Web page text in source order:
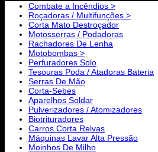
Combate a Incêndios >
Roçadoras / Multifunções >
Corta Mato Destroçador
Motosserras / Podadoras
Rachadores De Lenha
Motobombas >
Perfuradores Solo
Tesouras Poda / Atadoras Bateria
Serras De Mão
Corta-Sebes
Aparelhos Soldar
Pulverizadores / Atomizadores
Biotrituradores
Carros Corta Relvas
Máquinas Lavar Alta Pressão
Moinhos De Milho